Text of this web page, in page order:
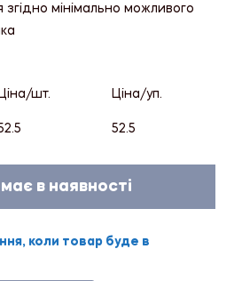
згідно мінімально можливого
Ціна/шт. Ціна/уп.
52.5
в наявності
коли товар буде в